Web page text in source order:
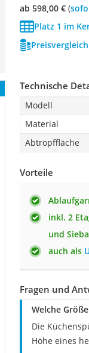
ab 598,00 €(
Platz 1 im
Technische
Modell
Material
Abtropffläche
Vorteile
inkl. 2
und
auch als
Fragen und
Welche
Die
Höhe eines